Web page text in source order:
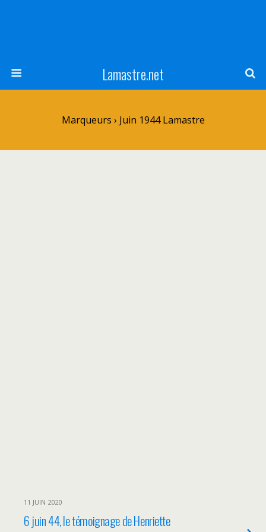
Lamastre.net
Marqueurs › Juin 1944 Lamastre
11 JUIN 2020
6 juin 44, le témoignage de Henriette